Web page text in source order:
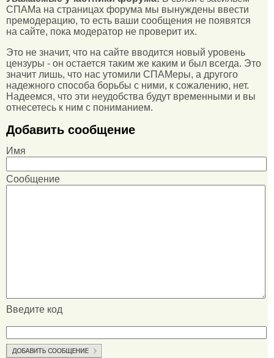
СПАМа на страницах форума мы вынуждены ввести
премодерацию, то есть ваши сообщения не появятся
на сайте, пока модератор не проверит их.
Это не значит, что на сайте вводится новый уровень
цензуры - он остается таким же каким и был всегда. Это
значит лишь, что нас утомили СПАМеры, а другого
надежного способа борьбы с ними, к сожалению, нет.
Надеемся, что эти неудобства будут временными и вы
отнесетесь к ним с пониманием.
Добавить сообщение
Имя
Сообщение
Введите код